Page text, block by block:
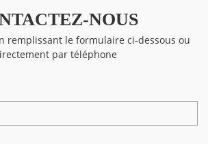
NOUS
remplissant le formulaire ci-dessous ou
par téléphone